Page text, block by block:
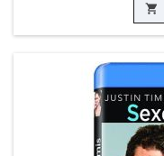
